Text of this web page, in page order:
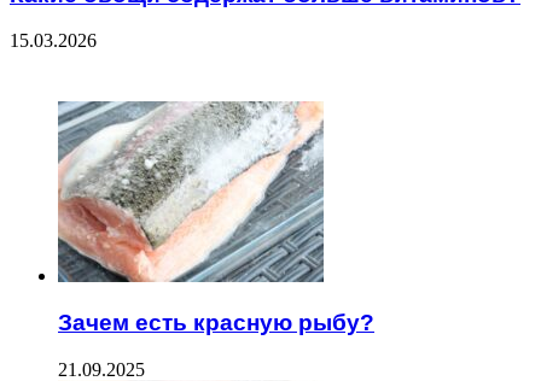
15.03.2026
Зачем есть красную рыбу?
21.09.2025